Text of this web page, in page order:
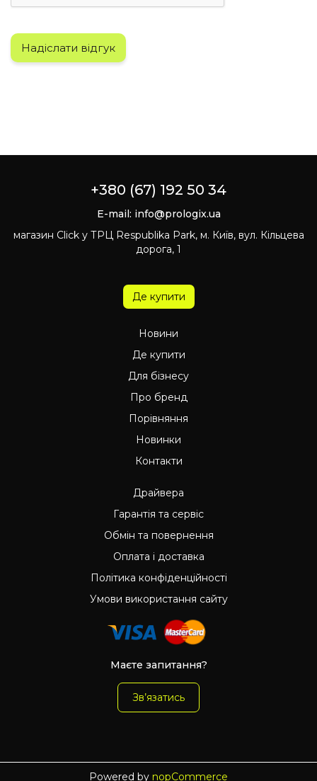
Надіслати відгук
+380 (67) 192 50 34
E-mail: info@prologix.ua
магазин Click у ТРЦ Respublika Park, м. Київ, вул. Кільцева
дорога, 1
Де купити
Новини
Де купити
Для бізнесу
Про бренд
Порівняння
Новинки
Контакти
Драйвера
Гарантія та сервіс
Обмін та повернення
Оплата і доставка
Політика конфіденційності
Умови використання сайту
Маєте запитання?
Зв’язатись
Powered by nopCommerce